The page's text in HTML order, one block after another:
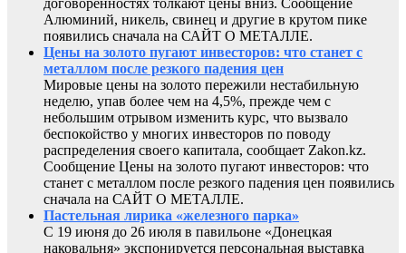
Алюминий, никель, свинец и другие в крутом пике
появились сначала на САЙТ О МЕТАЛЛЕ.
Цены на золото пугают инвесторов: что станет с
металлом после резкого падения цен
Мировые цены на золото пережили нестабильную
неделю, упав более чем на 4,5%, прежде чем с
небольшим отрывом изменить курс, что вызвало
беспокойство у многих инвесторов по поводу
распределения своего капитала, сообщает Zakon.kz.
Сообщение Цены на золото пугают инвесторов: что
станет с металлом после резкого падения цен появились
сначала на САЙТ О МЕТАЛЛЕ.
Пастельная лирика «железного парка»
С 19 июня до 26 июля в павильоне «Донецкая
наковальня» экспонируется персональная выставка